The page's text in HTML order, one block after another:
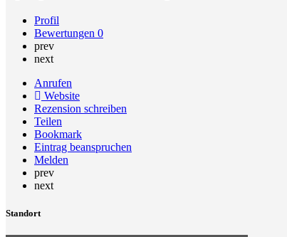
Profil
Bewertungen 0
prev
next
Anrufen
Website
Rezension schreiben
Teilen
Bookmark
Eintrag beanspruchen
Melden
prev
next
Standort